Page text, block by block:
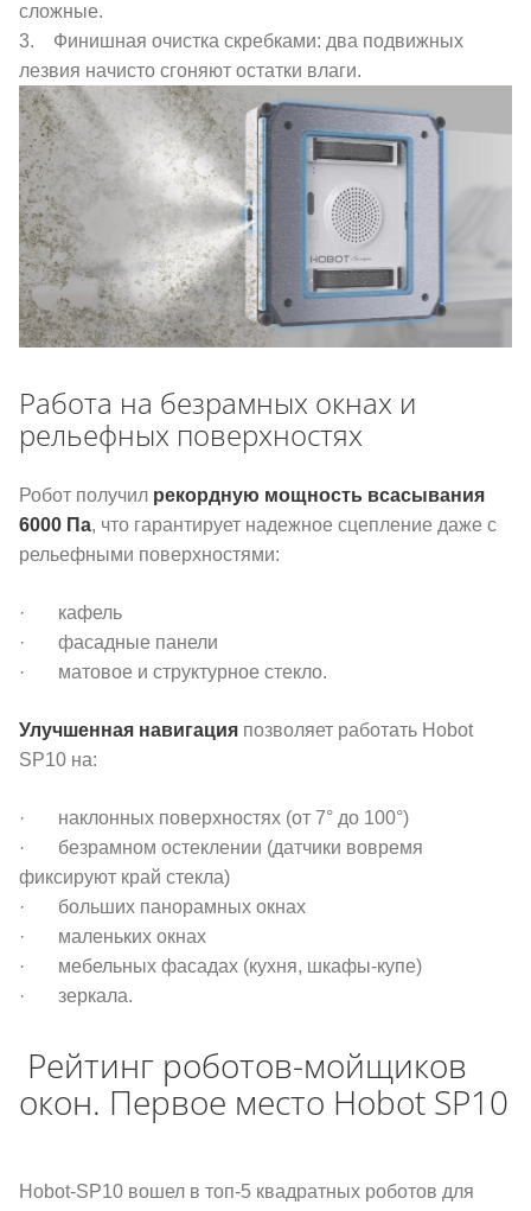
сложные.
3. Финишная очистка скребками: два подвижных
лезвия начисто сгоняют остатки влаги.
Работа на безрамных окнах и
рельефных поверхностях
Робот получил рекордную мощность всасывания
6000 Па, что гарантирует надежное сцепление даже с
рельефными поверхностями:
·
кафель
· фасадные панели
· матовое и структурное стекло.
Улучшенная навигация позволяет работать Hobot
SP10 на:
· наклонных поверхностях (от 7° до 100°)
· безрамном остеклении (датчики вовремя
фиксируют край стекла)
· больших панорамных окнах
· маленьких окнах
· мебельных фасадах (кухня, шкафы-купе)
· зеркала.
Рейтинг роботов-мойщиков
окон. Первое место Hobot SP10
Hobot-SP10 вошел в топ-5 квадратных роботов для